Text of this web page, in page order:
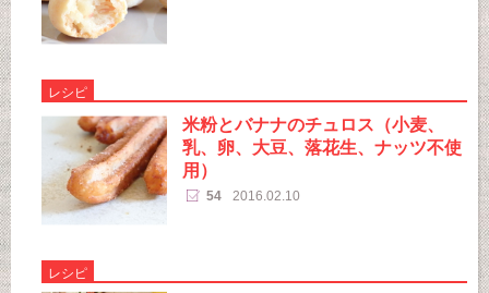
レシピ
米粉とバナナのチュロス（小麦、
乳、卵、大豆、落花生、ナッツ不使
用）
54 2016.02.10
レシピ